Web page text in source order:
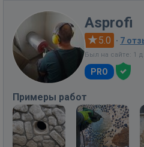
Asprofi
5.0 · 7
Был на сайте: 1
PRO
Примеры работ